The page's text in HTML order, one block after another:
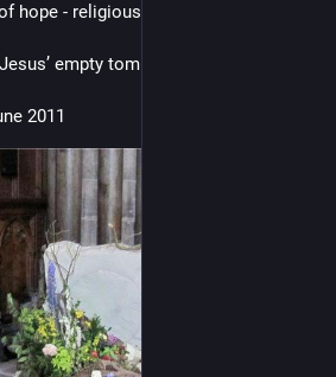
hope - religious or not
empty tomb.
2011